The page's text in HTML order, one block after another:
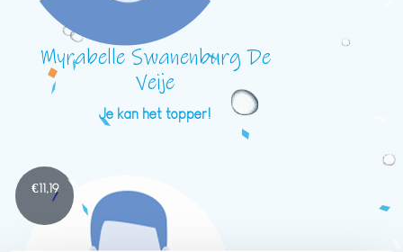
Myrabelle Swanenburg De
Veije
Je kan het topper!
€11,19